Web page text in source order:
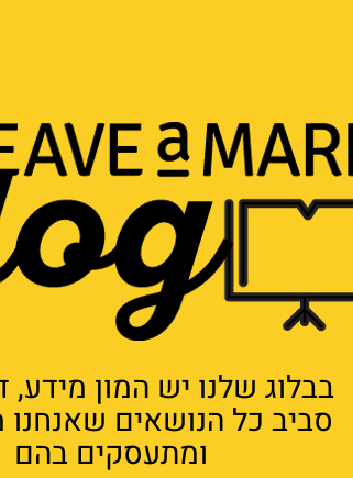
בבלוג שלנו יש המון מידע,
סביב כל הנושאים שאנחנו
ומתעסקים בהם